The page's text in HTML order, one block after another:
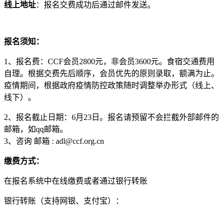
线上地址：报名交费成功后通过邮件发送。
报名须知：
1、报名费：CCF会员2800元，非会员3600元。食宿交通费用
自理。根据交费先后顺序，会员优先的原则录取，额满为止。
疫情期间，根据政府疫情防控政策随时调整举办形式（线上、
线下）。
2、报名截止日期：6月23日。报名请预留不会拦截外部邮件的
邮箱，如qq邮箱。
3、咨询 邮箱 : adl@ccf.org.cn
缴费方式：
在报名系统中在线缴费或者通过银行转账
银行转账（支持网银、支付宝）：